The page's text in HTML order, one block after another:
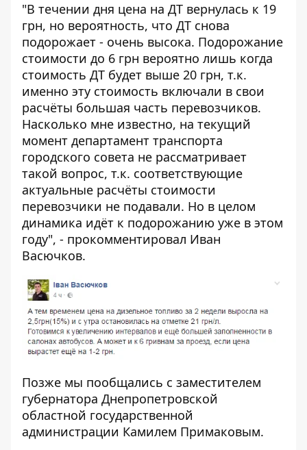
"В течении дня цена на ДТ вернулась к 19
грн, но вероятность, что ДТ снова
подорожает - очень высока. Подорожание
стоимости до 6 грн вероятно лишь когда
стоимость ДТ будет выше 20 грн, т.к.
именно эту стоимость включали в свои
расчёты большая часть перевозчиков.
Насколько мне известно, на текущий
момент департамент транспорта
городского совета не рассматривает
такой вопрос, т.к. соответствующие
актуальные расчёты стоимости
перевозчики не подавали. Но в целом
динамика идёт к подорожанию уже в этом
году", - прокомментировал Иван
Васючков.
Позже мы пообщались с заместителем
губернатора Днепропетровской
областной государственной
администрации Камилем Примаковым.